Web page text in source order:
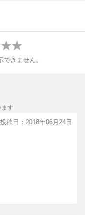
が聞こえて来そうで
きません。
す
投稿日：2018年06月24日